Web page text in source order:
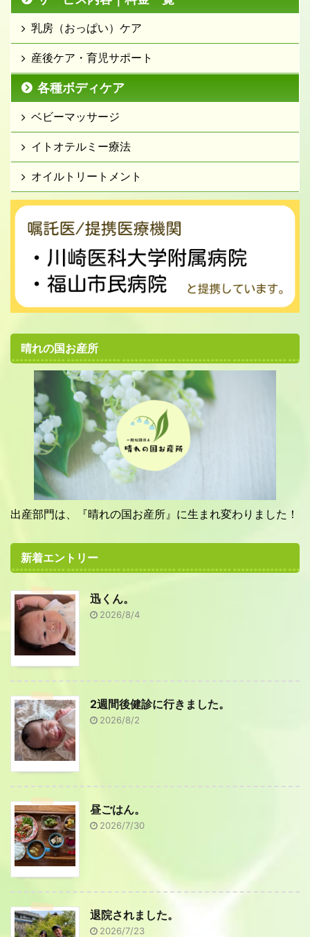
乳房（おっぱい）ケア
産後ケア・育児サポート
各種ボディケア
ベビーマッサージ
イトオテルミー療法
オイルトリートメント
晴れの国お産所
出産部門は、『晴れの国お産所』に生まれ変わりました！
新着エントリー
迅くん。
2026/8/4
2週間後健診に行きました。
2026/8/2
昼ごはん。
2026/7/30
退院されました。
2026/7/23